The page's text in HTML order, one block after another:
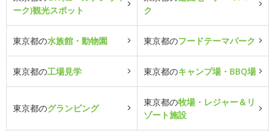
ーク)観光スポット
ク
東京都の水族館・動物園 東京都のフードテーマパーク
東京都の工場見学 東京都のキャンプ場・BBQ場
東京都のグランピング
東京都の牧場・レジャー＆リ
ゾート施設